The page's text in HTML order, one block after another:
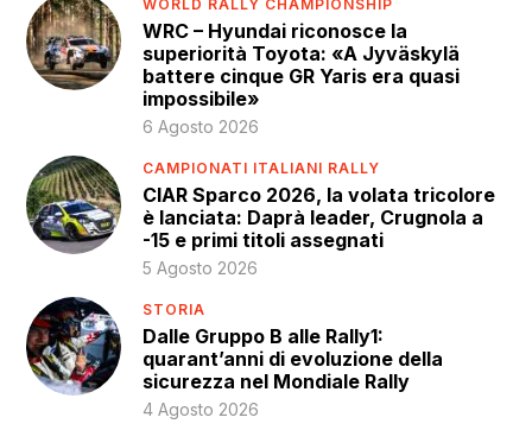
WORLD RALLY CHAMPIONSHIP
WRC – Hyundai riconosce la
superiorità Toyota: «A Jyväskylä
battere cinque GR Yaris era quasi
impossibile»
6 Agosto 2026
CAMPIONATI ITALIANI RALLY
CIAR Sparco 2026, la volata tricolore
è lanciata: Daprà leader, Crugnola a
-15 e primi titoli assegnati
5 Agosto 2026
STORIA
Dalle Gruppo B alle Rally1:
quarant’anni di evoluzione della
sicurezza nel Mondiale Rally
4 Agosto 2026